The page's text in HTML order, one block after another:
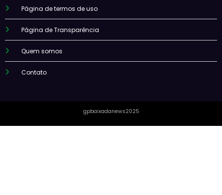
Página de termos de uso
Página de Transparência
Quem somos
Contato
gpbaixadanews2025